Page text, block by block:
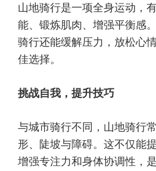
山地骑行是一项全身运动，
能、锻炼肌肉、增强平衡感
骑行还能缓解压力，放松心
佳选择。
挑战自我，提升技巧
与城市骑行不同，山地骑行
形、陡坡与障碍。这不仅能
增强专注力和身体协调性，